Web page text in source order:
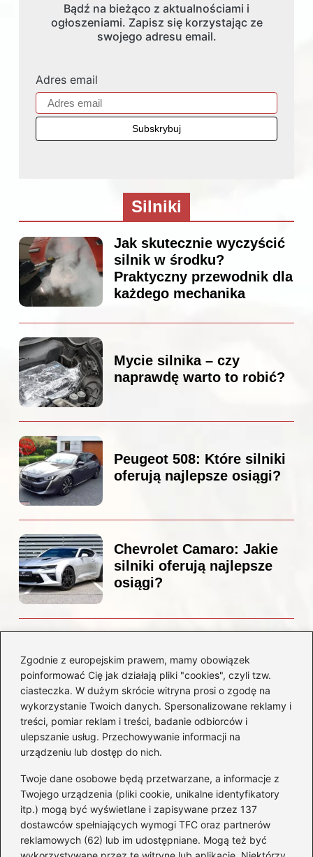
Zgodnie z europejskim prawem, mamy obowiązek
poinformować Cię jak działają pliki "cookies", czyli tzw.
ciasteczka. W dużym skrócie witryna prosi o zgodę na
wykorzystanie Twoich danych. Spersonalizowane reklamy i
treści, pomiar reklam i treści, badanie odbiorców i
ulepszanie usług. Przechowywanie informacji na
urządzeniu lub dostęp do nich.
Twoje dane osobowe będą przetwarzane, a informacje z
Twojego urządzenia (pliki cookie, unikalne identyfikatory
itp.) mogą być wyświetlane i zapisywane przez 137
dostawców spełniających wymogi TFC oraz partnerów
reklamowych (62) lub im udostępniane. Mogą też być
Bądź na bieżąco z aktualnościami i
ogłoszeniami. Zapisz się korzystając ze
swojego adresu email.
Adres email
Silniki
Jak skutecznie wyczyścić
silnik w środku?
Praktyczny przewodnik dla
każdego mechanika
Mycie silnika – czy
naprawdę warto to robić?
Peugeot 508: Które silniki
oferują najlepsze osiągi?
Chevrolet Camaro: Jakie
silniki oferują najlepsze
osiągi?
Odkryj przyczyny i
rozwiązania dla Twojego
silnika
Kategorie
Akumulatory (85)
Benzyna i Diesel (80)
Motocykle(50)
Opony(77)
Prawo jazdy(65)